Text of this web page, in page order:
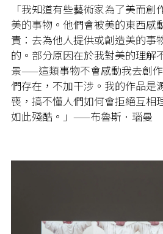
「我知道有些藝術家為了美而創
美的事物。他們會被美的東西感
責：去為他人提供或創造美的事
的。部分原因在於我對美的理解
景——這類事物不會感動我去創
們存在，不加干涉。我的作品是
喪，搞不懂人們如何會拒絕互相
如此殘酷。」 ——布魯斯．瑙曼